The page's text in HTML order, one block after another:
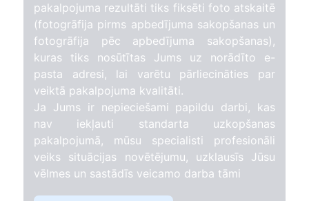
pakalpojuma rezultāti tiks fiksēti foto atskaitē
(fotogrāfija pirms apbedījuma sakopšanas un
fotogrāfija pēc apbedījuma sakopšanas),
kuras tiks nosūtītas Jums uz norādīto e-
pasta adresi, lai varētu pārliecināties par
veiktā pakalpojuma kvalitāti.
Ja Jums ir nepieciešami papildu darbi, kas
nav iekļauti standarta uzkopšanas
pakalpojumā, mūsu specialisti profesionāli
veiks situācijas novētējumu, uzklausīs Jūsu
vēlmes un sastādīs veicamo darba tāmi